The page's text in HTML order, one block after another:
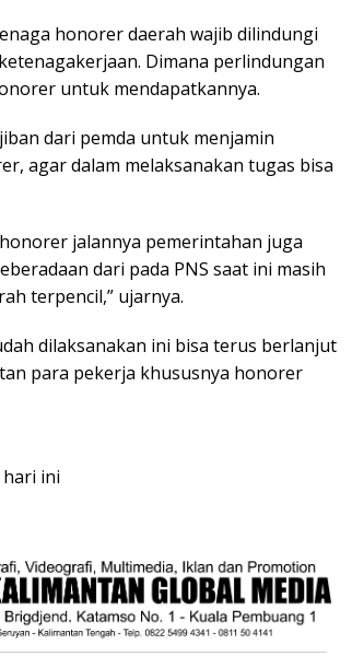
honorer daerah wajib dilindungi
Dimana perlindungan
untuk mendapatkannya.
dari pemda untuk menjamin
agar dalam melaksanakan tugas bisa
jalannya pemerintahan juga
dari pada PNS saat ini masih
terpencil,” ujarnya.
dilaksanakan ini bisa terus berlanjut
para pekerja khususnya honorer
ini